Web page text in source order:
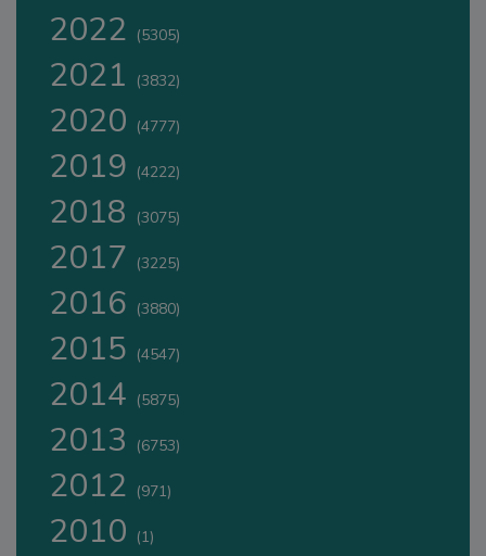
2022 (5305)
2021 (3832)
2020 (4777)
2019 (4222)
2018 (3075)
2017 (3225)
2016 (3880)
2015 (4547)
2014 (5875)
2013 (6753)
2012 (971)
2010 (1)